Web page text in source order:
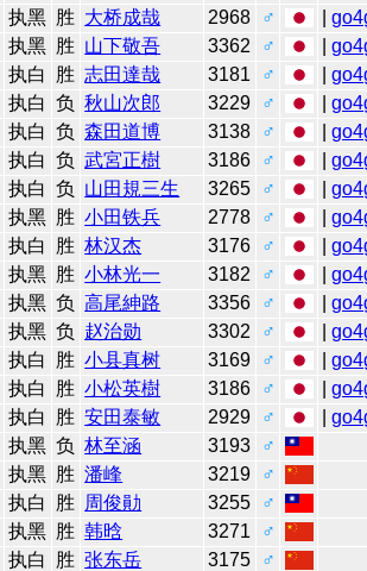
执黑 胜 大桥成哉 2968 ♂ |
执黑 胜 山下敬吾 3362 ♂ |
执白 胜 志田達哉 3181 ♂ |
执白 负 秋山次郎 3229 ♂ |
执白 负 森田道博 3138 ♂ |
执白 负 武宮正樹 3186 ♂ |
执白 负 山田規三生 3265 ♂ |
执黑 胜 小田铁兵 2778 ♂ |
执白 胜 林汉杰 3176 ♂ |
执黑 胜 小林光一 3182 ♂ |
执黑 负 高尾紳路 3356 ♂ |
执黑 负 赵治勋 3302 ♂ |
执白 胜 小县真树 3169 ♂ |
执白 胜 小松英樹 3186 ♂ |
执白 胜 安田泰敏 2929 ♂ |
执黑 负 林至涵 3193
♂
执黑 胜 潘峰 3219
♂
执白 胜 周俊勛 3255
♂
执黑 胜 韩晗 3271
♂
执白 胜 张东岳 3175
♂